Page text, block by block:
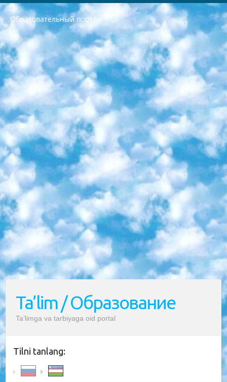
Образовательный портал
РЕСПУБЛИКА УЗБЕКИСТАН МИНИСТРЕРСТВО ДОШКОЛЬНОГО И ШКОЛЬНОГО ОБРАЗОВАНИЯ КОМАНДА в общеобразовательных учреждениях в 2023-2024 учебном году организация и проведение итоговой государственной аттестации обучающихся о Министра дошкольного и школьного образования Республики Узбекистан от 4 марта 2008 года (постановлением Минюста от 20 марта 2008 года № 1778 государственной регистрации) «Итоговое состояние учащихся общего среднего образования на основании положения об утверждении положения об аттестации общего среднего образования выпускной экзамен студентов в образовательных учреждениях в 2023-2024 учебном году В целях организации и прохождения аттестации приказываю: 1. Следующее: перечень предметов, по которым будет проводиться итоговая государственная аттестация и экзамен формы перевода согласно приложению 1; сертификаты международного образца, оценивающие уровень владения иностранными языками перечень согласно приложению 2; 2. Педагогический при специализированных образовательных учреждениях. научно-практический центр квалификации и международной оценки (Д.Давидова) 2024 г. До 25 марта: задания по предметам, по которым будет проводиться итоговая аттестация разработка и утверждение технических условий; итоговая аттестация на основании разработанного предметного задания разработка вопросов по предметам (устно и письменно), экзамен передача; общеобразовательные средние школы и специальные учебные заведения учащиеся выпускных классов школ и интернатов в агентской системе подготовка базы данных экзаменационных материалов и критериев оценки; перевод базы экзаменационных материалов на все языки обучения подать в Республиканский образовательный центр для изготовления; варианты экзаменов на основе разработанных контрольных материалов пусть будут поставлены задачи формирования. 3. Республиканский образовательный центр (Ш.Худайкулов) до 5 апреля 2024 года. до: база данных предоставленных экзаменационных материалов на все языки обучения перевод и экспертиза; для слепых, слабовидящих, глухих, слабослышащих и умственно отсталых детей учащиеся выпускных классов специализированных школ и школ-интернатов база данных экзаменационных материалов на всех преподаваемых языках подготовка критериев оценки; специализированные школы для умственно отсталых детей и технологии для учащихся выпускных классов школ-интернатов разработка соответствующих рекомендаций и критериев проведения ЕГЭ по естествознанию давать задания. 4. Педагогический при специализированных образовательных учреждениях. Научно-практический центр навыков и международной оценки (Д.Давидова), Республика образовательный центр (Худайкулов Ш.) итоговый государственный аттестационный экзамен ориентирован на творческое и логическое мышление при подготовке базы материалов учитывать введение заданий. 5. Следует отметить, что: сертификат государственного образца о знании общеобразовательного предмета и как минимум национальный уровень B1 по предметам на иностранных языках, указанным в Приложении 2. или международно признанный сертификат эквивалентного уровня студенты, изучающие определенный предмет, освобождаются от экзамена; по соответствующим предметам запланирована итоговая государственная аттестация за день до дня, путем жеребьевки Рабочей группой (в письменной форме по предметам, проводимым в форме) из числа сформированных вариантов выбрано 2 варианта; 2 выбранных варианта экзамена анонсированы на официальном сайте министерства и все выпускники по всей стране на основе этих вариантов проводит итоговую государственную аттестацию. 6. Государственное образование учащихся средних общеобразовательных учреждений. знания в соответствии с квалификационными требованиями, которые необходимо приобрести на основании стандартов итоговый (выпускной) контроль для 9 и 11 классов в целях тестирования Экзамены (далее – экзамены) состоят из предметов, перечисленных в приложении 1. будет сделано. 7. Экзамены пройдут с 26 мая по 15 июня 2024 г. (кроме науки физического воспитания). 8. Физическая для учащихся 9 классов общесредних образовательных учреждений. Экзамены по предмету «Образование, квалификация медицина» 1-6 мая 2024 года. сотрудники перевести под присмотр (с отклонениями в физическом или умственном развитии) специализированная школа для детей, школы-интернаты и со сколиозом школы-интернаты санаторного типа для больных детей исключены). 9. Он был слепым, слабовидящим и имел нарушения опорно-двигательного аппарата. экзамены в специализированных школах и интернатах для детей должны проводиться исходя из требований, предъявляемых к общеобразовательным учреждениям (физкультура кроме науки). 10. Специализированная школа для глухих и слабослышащих детей. и экзамены в интернатах и быть реализован в виде письменного теста по математике. 11. Специальность для умственно отсталых детей. Для 9 класса Родной язык и литературное письмо Государственный язык (язык обучения – узбекский). для неклассов) написано Математическое письмо Письменная/устная история Узбекистана Физическое воспитание практично Итоговый контроль Для 11 класса Написание родного языка и литературы (эссе) Математическое письмо Узбекский язык (обучение на узбекском языке) не посещающее общее среднее образование для учреждений)/Образовательное учреждение выбор письменный и устный Иностранный язык письменный/устный Письменная/устная история Узбекистана *По выбору студента:  Химия  Физика  Основы государственного права  География 10 бесплатных образовательных ресурсов - Мы составили подборку онлайн-проектов с интерактивными упражнениями, видеолекциями и статьями. Они помогут вам обрести новые и освежить старые знания бесплатно. 1. «ИНТУИТ» Старейшая образовательная площадка Рунета. Здесь вы найдёте сотни текстовых и видеокурсов на десятки различных тем — от программирования до психологии. Многие курсы подготовлены российскими университетами и крупными международными компаниями вроде Intel и Microsoft. Самостоятельное обучение бесплатное, но желающие могут оплатить услуги персональных наставников. 2. «Смартия» знакомит с актуальными профессиями и подсказывает, как им обучаться. Выбрав заинтересовавшую вас специальность — SMM-специалист, фотограф, веб-дизайнер или другую, — увидите список необходимых для неё умений. Чтобы вы могли освоить их самостоятельно, для каждого умения площадка отображает подборку ссылок на учебные материалы. Хотя «Смартия» ориентируется на русскоязычную аудиторию, часть контента всё же доступна только на английском. 3. «Лекторий Физтеха» Проект Московского физико-технического института (Физтеха). С его помощью вы можете смотреть онлайн серии лекций, записанные на видео в этом вузе. В числе доступных предметов — физика, биология, химия, информационные технологии и другие. К некоторым лекциям администрация ресурса прилагает готовые конспекты, которые можно скачивать в PDF-формате. 4. ITMOcourses Онлайн-площадка Санкт-Петербургского национального исследовательского университета информационных технологий, механики и оптики (ИТМО). Ресурс предоставляет свободный доступ к курсам, разработанным в этом вузе. Каталог материалов разбит на четыре категории: «Оптические системы и технологии», «Приборостроение и робототехника», «Информационные технологии» и «Биотехнологии». Курсы состоят из видеолекций, интерактивных демонстраций и заданий. 5. «КиберЛенинка» Электронная научная библиотека открытого доступа. Каталог площадки регулярно обрастает текстами статей из различных научных изданий. Сгруппированные по журналам и рубрикам публикации можно читать онлайн или скачивать целиком в PDF-формате. Проект нацелен на популяризацию науки за счёт открытого доступа к качественной информации. 6. «ПостНаука» На этом ресурсе публикуют подборки видеолекций, составленные экспертами из разных отраслей и объединённые общими темами. Среди них, к примеру, есть серии «Биоинформатика и геномика», «Культура средневековой Скандинавии» и Cinema Studies о теории кино. Каждая подборка лекций — логически связанная история, рассказанная экспертом от первого лица. Кроме того, на сайте появляются научно-образовательные статьи и тесты на разные темы. 7. «Newочём» Команда проекта «Newочём» отбирает самые интересные тексты из англоязычных СМИ и переводит те из них, за которые голосуют участники сообщества «ВКонтакте». По большей части это научно-популярные статьи. Редакторы придумывают лишь заголовки, в остальном содержание переводов соответствует оригиналам. Полные тексты можно читать прямо в социальной сети. 8. InternetUrok Онлайн-база материалов по основным дисциплинам школьной программы. Информация на сайте структурирована по классам, предметам и темам (урокам). Каждый урок состоит из видеолекций и конспектов. Есть также интерактивные тренажёры и тесты для закрепления пройденного материала. Даже если вы давно окончили школу, возможность повторить программу старших классов всегда может пригодиться. 9. Edutainme Ещё один ресурс об образовании. В отличие от Newtonew, как мне кажется, Edutainme больше ориентируется на представителей индустрии: педагогов, предпринимателей, разработчиков образовательных проектов. Но и любой, кто просто стремится к саморазвитию, найдёт на сайте много полезного и интересного для себя. Например, информацию о новых курсах и образовательных сервисах. 10. Newtonew Онлайн-медиа об образовании и обучении в широком смысле. Авторы Newtonew пишут об инструментах, заведениях, тактиках и стратегиях, которые помогают учить других и получать новые знания самостоятельно. На этой площадке вы найдёте новости, обзоры, аналитические мат
Ta’lim / Образование
Ta’limga va tarbiyaga oid portal
Tilni tanlang: